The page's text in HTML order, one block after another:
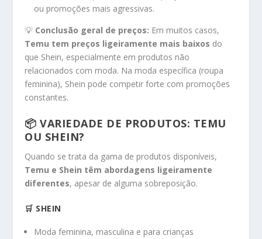
ou promoções mais agressivas.
💡 Conclusão geral de preços: Em muitos casos,
Temu tem preços ligeiramente mais baixos do
que Shein, especialmente em produtos não
relacionados com moda. Na moda específica (roupa
feminina), Shein pode competir forte com promoções
constantes.
📦 VARIEDADE DE PRODUTOS: TEMU
OU SHEIN?
Quando se trata da gama de produtos disponíveis,
Temu e Shein têm abordagens ligeiramente
diferentes, apesar de alguma sobreposição.
🛒 SHEIN
Moda feminina, masculina e para crianças